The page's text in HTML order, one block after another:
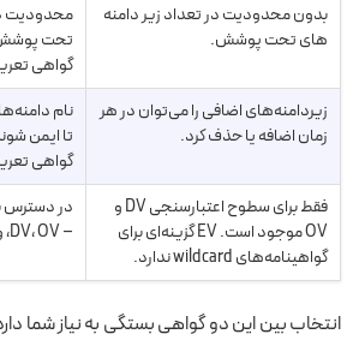
بدون محدودیت در تعداد زیر دامنه
های تحت پوشش.
محدودیت
تحت
گواهی
زیر‌دامنه‌های اضافی را می‌توان در هر
زمان اضافه یا حذف کرد.
نام
تا ایمن
گواهی
فقط برای سطوح اعتبارسنجی DV و
OV موجود است. EV گزینه‌ای برای
گواهینامه‌های wildcard ندارد.
در دسترس
– DV، OV، و EV.
انتخاب بین این دو گواهی بستگی به نیاز شما